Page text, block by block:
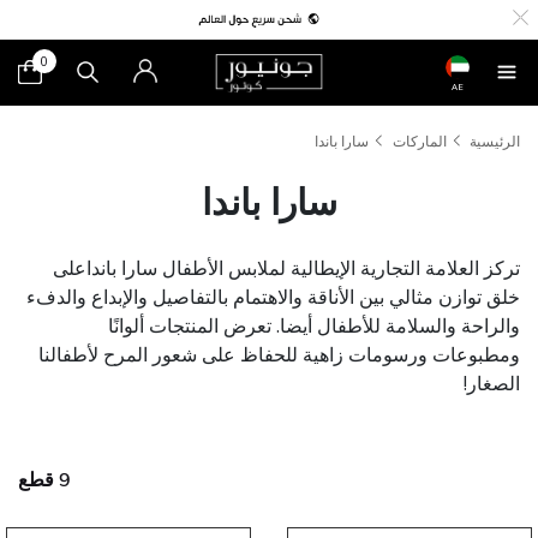
AE
0
الرئيسية الماركات سارا باندا
سارا باندا
تركز العلامة التجارية الإيطالية لملابس الأطفال سارا بانداعلى
خلق توازن مثالي بين الأناقة والاهتمام بالتفاصيل والإبداع والدفء
والراحة والسلامة للأطفال أيضا. تعرض المنتجات ألوانًا
ومطبوعات ورسومات زاهية للحفاظ على شعور المرح لأطفالنا
الصغار!
9 قطع